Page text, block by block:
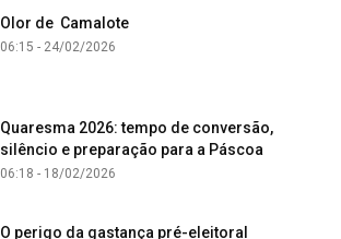
Olor de Camalote
06:15 - 24/02/2026
Quaresma 2026: tempo de conversão,
silêncio e preparação para a Páscoa
06:18 - 18/02/2026
O perigo da gastança pré-eleitoral